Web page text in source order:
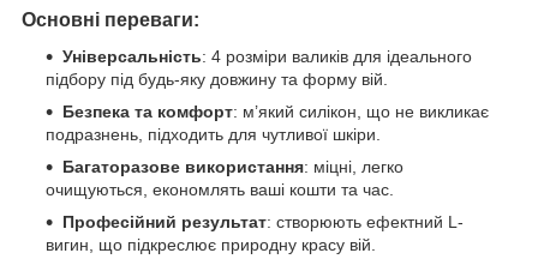
Основні переваги:
Універсальність: 4 розміри валиків для ідеального
підбору під будь-яку довжину та форму вій.
Безпека та комфорт: м’який силікон, що не викликає
подразнень, підходить для чутливої шкіри.
Багаторазове використання: міцні, легко
очищуються, економлять ваші кошти та час.
Професійний результат: створюють ефектний L-
вигин, що підкреслює природну красу вій.